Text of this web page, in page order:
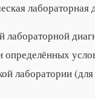
лабораторной
лаборатории